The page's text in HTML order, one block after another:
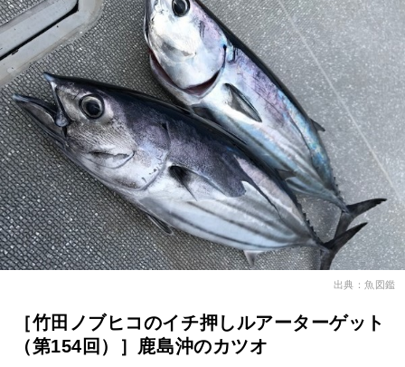
出典：魚図鑑
［竹田ノブヒコのイチ押しルアーターゲット
（第154回）］鹿島沖のカツオ